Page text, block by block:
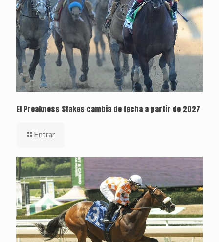
El Preakness Stakes cambia de fecha a partir de 2027
Entrar